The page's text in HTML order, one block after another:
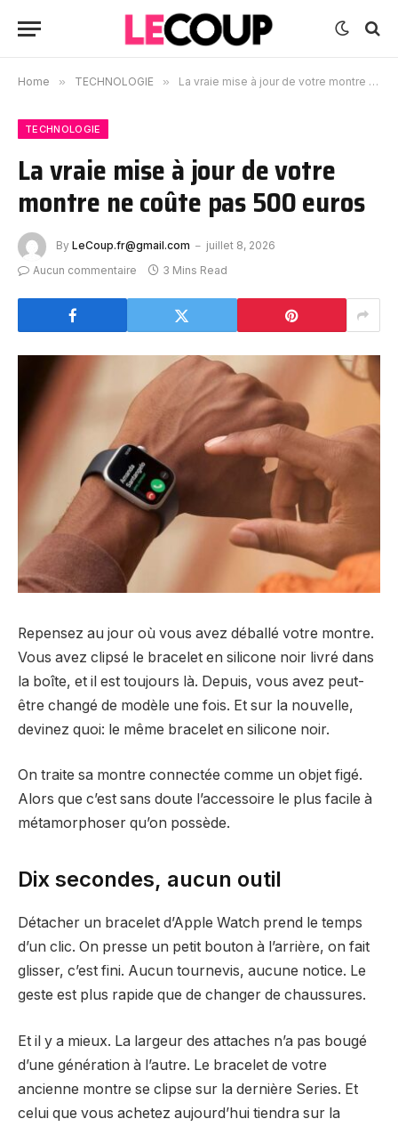
Home » TECHNOLOGIE » La vraie mise à jour de votre montre ne coûte pas 500 euros
TECHNOLOGIE
La vraie mise à jour de votre
montre ne coûte pas 500 euros
By LeCoup.fr@gmail.com
juillet 8, 2026
Aucun commentaire
3 Mins Read
Repensez au jour où vous avez déballé votre montre.
Vous avez clipsé le bracelet en silicone noir livré dans
la boîte, et il est toujours là. Depuis, vous avez peut-
être changé de modèle une fois. Et sur la nouvelle,
devinez quoi: le même bracelet en silicone noir.
On traite sa montre connectée comme un objet figé.
Alors que c’est sans doute l’accessoire le plus facile à
métamorphoser qu’on possède.
Dix secondes, aucun outil
Détacher un bracelet d’Apple Watch prend le temps
d’un clic. On presse un petit bouton à l’arrière, on fait
glisser, c’est fini. Aucun tournevis, aucune notice. Le
geste est plus rapide que de changer de chaussures.
Et il y a mieux. La largeur des attaches n’a pas bougé
d’une génération à l’autre. Le bracelet de votre
ancienne montre se clipse sur la dernière Series. Et
celui que vous achetez aujourd’hui tiendra sur la